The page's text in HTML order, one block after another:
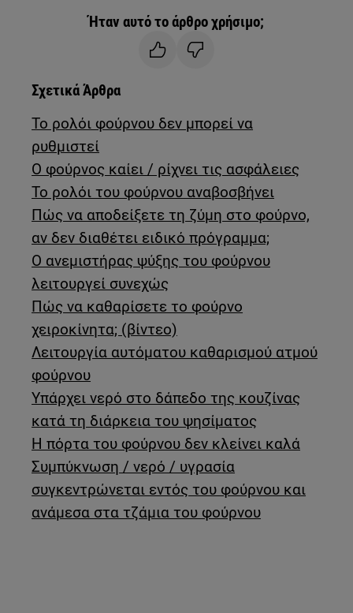
Ήταν αυτό το άρθρο χρήσιμο;
Σχετικά Άρθρα
Το ρολόι φούρνου δεν μπορεί να
ρυθμιστεί
Ο φούρνος καίει / ρίχνει τις ασφάλειες
Το ρολόι του φούρνου αναβοσβήνει
Πώς να αποδείξετε τη ζύμη στο φούρνο,
αν δεν διαθέτει ειδικό πρόγραμμα;
Ο ανεμιστήρας ψύξης του φούρνου
λειτουργεί συνεχώς
Πώς να καθαρίσετε το φούρνο
χειροκίνητα; (βίντεο)
Λειτουργία αυτόματου καθαρισμού ατμού
φούρνου
Υπάρχει νερό στο δάπεδο της κουζίνας
κατά τη διάρκεια του ψησίματος
Η πόρτα του φούρνου δεν κλείνει καλά
Συμπύκνωση / νερό / υγρασία
συγκεντρώνεται εντός του φούρνου και
ανάμεσα στα τζάμια του φούρνου